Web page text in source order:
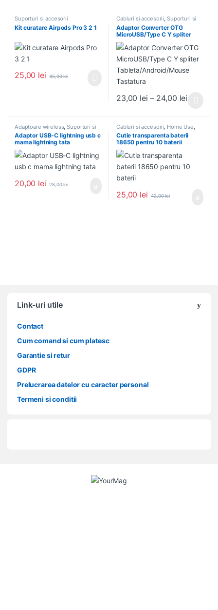
Suporturi si accesorii
Kit curatare Airpods Pro 3 2 1
25,00 lei 45,00lei
Cabluri si accesorii, Suporturi si
accesorii
Adaptor Converter OTG
MicroUSB/Type C Y spliter
Tableta/Android/Mouse
Tastatura
23,00 lei – 24,00 lei
Acest produs are mai multe
Adaptoare wireless,Suporturi si
accesorii
Adaptor USB-C lightning usb c
mama lightning tata
20,00 lei 28,00lei
Cabluri si accesorii Home Use
NOU in Stoc Suporturi si
accesorii
Cutie transparenta baterii
18650 pentru 10 baterii
25,00 lei 42,00lei
Link-uri utile
Contact
Cum comand si cum platesc
Garantie si retur
GDPR
Prelucrarea datelor cu caracter personal
Termeni si conditii